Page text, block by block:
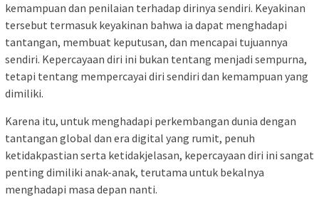
kemampuan dan penilaian terhadap dirinya sendiri. Keyakinan
tersebut termasuk keyakinan bahwa ia dapat menghadapi
tantangan, membuat keputusan, dan mencapai tujuannya
sendiri. Kepercayaan diri ini bukan tentang menjadi sempurna,
tetapi tentang mempercayai diri sendiri dan kemampuan yang
dimiliki.
Karena itu, untuk menghadapi perkembangan dunia dengan
tantangan global dan era digital yang rumit, penuh
ketidakpastian serta ketidakjelasan, kepercayaan diri ini sangat
penting dimiliki anak-anak, terutama untuk bekalnya
menghadapi masa depan nanti.